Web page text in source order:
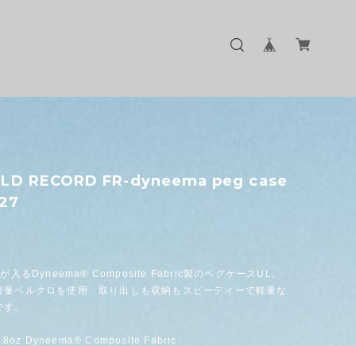
RECORD FR-dyneema peg case
入るDyneema® Composite Fabric製のペグケースUL。
量ベルクロを使用、取り出しも収納もスピーディーで軽量な
。
Dyneema® Composite Fabric